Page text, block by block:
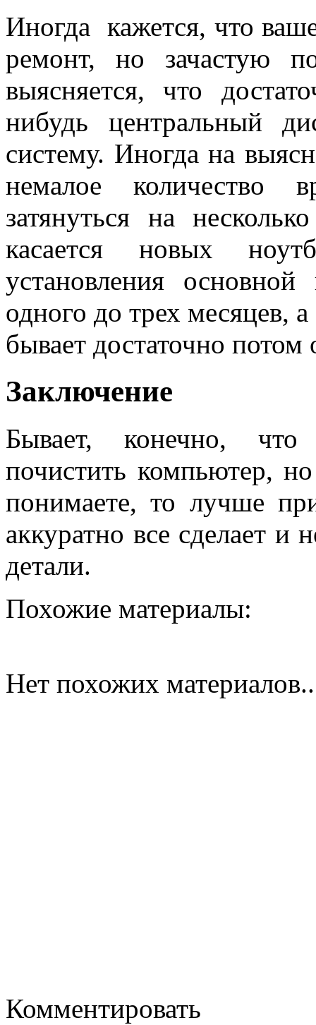
Иногда кажется, что
ремонт, но зачастую
выясняется, что
нибудь центральный
систему. Иногда на
немалое количество
затянуться на
касается новых
установления
одного до трех месяцев,
бывает достаточно потом
Заключение
Бывает, конечно, что
почистить компьютер,
понимаете, то лучше
аккуратно все сделает и
детали.
Похожие материалы:
Нет похожих
Комментировать